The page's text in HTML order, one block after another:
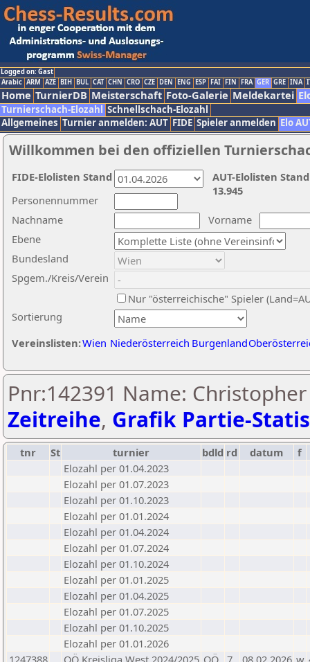
Logged on: Gast
Arabic ARM AZE BIH BUL CAT CHN CRO CZE DEN ENG ESP FAI FIN FRA GER GRE INA
Home TurnierDB Meisterschaft Foto-Galerie Meldekartei
Turnierschach-Elozahl Schnellschach-Elozahl
Allgemeines Turnier anmelden: AUT FIDE Spieler anmelden Elo
Willkommen bei den offiziellen
Nachname
Vorname
Ebene
Sortierung
Personennummer
Bundesland
Spgem./Kreis/Verein
Nur "österreichische" Spieler
Vereinslisten:Wien Niederösterreich Burgenland
AUT-Elolisten
13.945
FIDE-Elolisten Stand
Pnr:142391 Name:
Zeitreihe, Grafik Partie-
tnr St turnier bdld rd datum
f
Elozahl per 01.04.2023
Elozahl per 01.07.2023
Elozahl per 01.10.2023
Elozahl per 01.01.2024
Elozahl per 01.04.2024
Elozahl per 01.07.2024
Elozahl per 01.10.2024
Elozahl per 01.01.2025
Elozahl per 01.04.2025
Elozahl per 01.07.2025
Elozahl per 01.10.2025
Elozahl per 01.01.2026
1247388
OÖ Kreisliga West 2024/2025 OÖ 7 08.02.2026 w